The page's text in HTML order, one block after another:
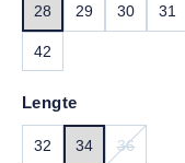
28 29 30 31
42
Lengte
32 34 36